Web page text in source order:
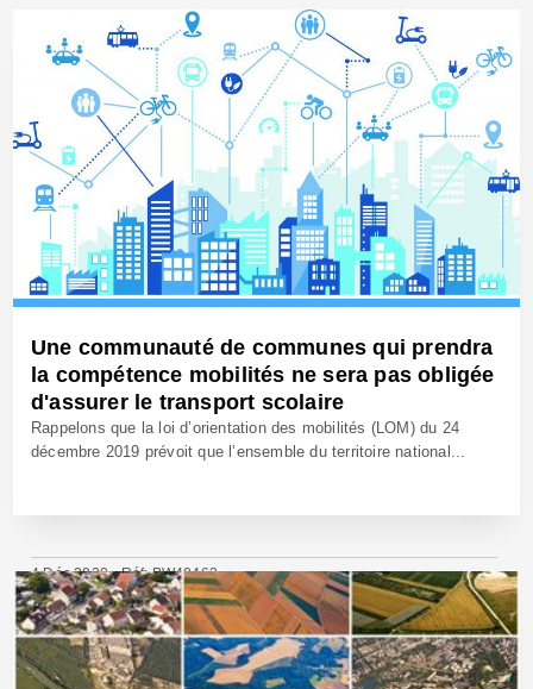
Une communauté de communes qui prendra
la compétence mobilités ne sera pas obligée
d'assurer le transport scolaire
Rappelons que la loi d’orientation des mobilités (LOM) du 24
décembre 2019 prévoit que l’ensemble du territoire national...
4 Déc 2020 - Réf: BW40462